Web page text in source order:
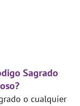
Sagrado
o cualquier